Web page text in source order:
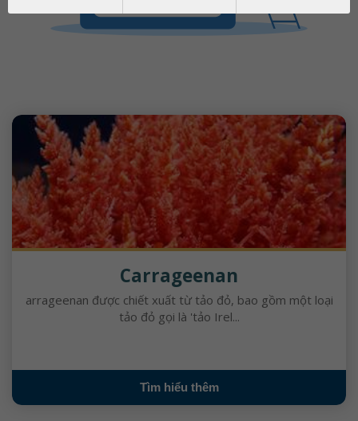
Carrageenan
arrageenan được chiết xuất từ ​​tảo đỏ, bao gồm một loại
tảo đỏ gọi là 'tảo Irel...
Tìm hiểu thêm